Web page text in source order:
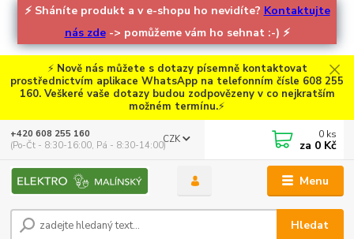
⚡ Sháníte produkt a v e-shopu ho nevidíte? Kontaktujte
nás zde-> pomůžeme vám ho sehnat :-) ⚡
⚡ Nově nás můžete s dotazy písemně kontaktovat
prostřednictvím aplikace WhatsApp na telefonním čísle 608 255
160. Veškeré vaše dotazy budou zodpovězeny v co nejkratším
možném termínu.⚡
Menu
CZK
Hledat
+420 608 255 160
(Po-Čt - 8:30-16:00, Pá - 8:30-14:00)
0 ks
za 0 Kč